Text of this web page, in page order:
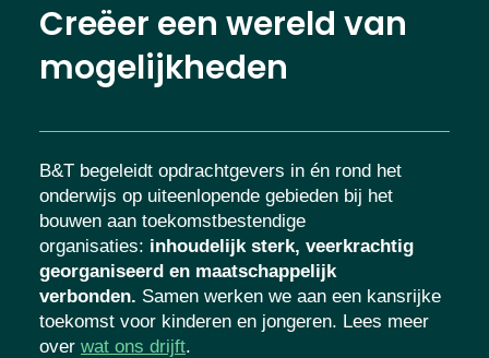
Creëer een wereld van
mogelijkheden
B&T begeleidt opdrachtgevers in én rond het
onderwijs op uiteenlopende gebieden bij het
bouwen aan toekomstbestendige
organisaties: inhoudelijk sterk, veerkrachtig
georganiseerd en maatschappelijk
verbonden. Samen werken we aan een kansrijke
toekomst voor kinderen en jongeren. Lees meer
over wat ons drijft.